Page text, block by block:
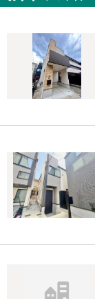
【ＪＲ】
・点字運賃表
【東急電鉄】
・ＡＥＤ
・点字シール
イ
ペ
ー
ジ
に
存